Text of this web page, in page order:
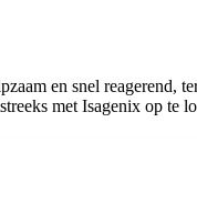
en snel reagerend,
met Isagenix op te